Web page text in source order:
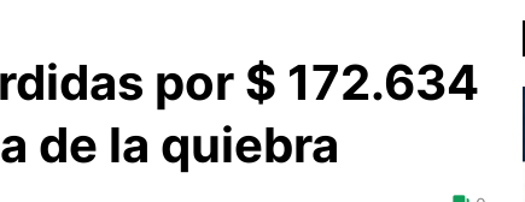
por $ 172.634
de la quiebra